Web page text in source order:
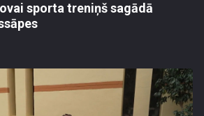
sporta treniņš sagādā